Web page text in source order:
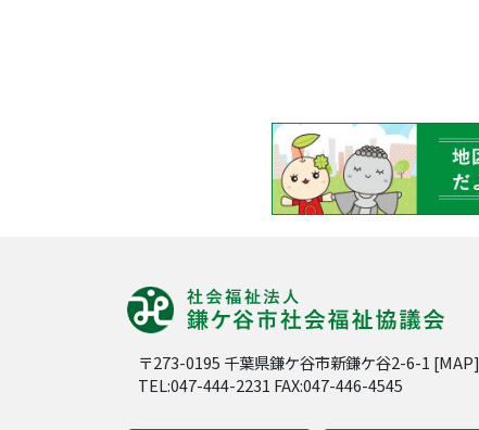
〒273-0195 千葉県鎌ケ谷市新鎌ケ谷2-6-1 [MAP]
TEL:047-444-2231 FAX:047-446-4545